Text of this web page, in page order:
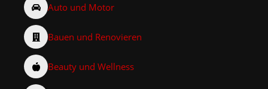
Auto und Motor
Bauen und Renovieren
Beauty und Wellness